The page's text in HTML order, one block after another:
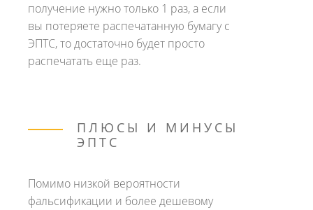
получение нужно только 1 раз, а если
вы потеряете распечатанную бумагу с
ЭПТС, то достаточно будет просто
распечатать еще раз.
ПЛЮСЫ И МИНУСЫ
ЭПТС
Помимо низкой вероятности
фальсификации и более дешевому